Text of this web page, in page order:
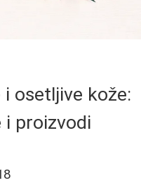
osetljive kože:
i proizvodi